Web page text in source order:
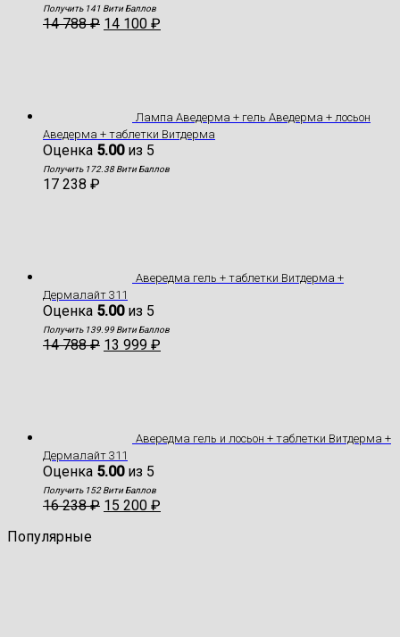
Получить 141 Вити Баллов
14 788₽ 14 100 ₽
Лампа Аведерма + гель Аведерма + лосьон
Аведерма + таблетки Витдерма
Оценка 5.00из 5
Получить 172.38 Вити Баллов
17 238 ₽
Авередма гель + таблетки Витдерма +
Дермалайт 311
Оценка 5.00из 5
Получить 139.99 Вити Баллов
14 788₽ 13 999 ₽
Авередма гель и лосьон + таблетки Витдерма +
Дермалайт 311
Оценка 5.00из 5
Получить 152 Вити Баллов
16 238₽ 15 200 ₽
Популярные